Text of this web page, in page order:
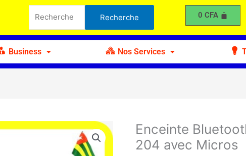
pour :
Recherche 0 CFA
Business Nos Services
Enceinte
204 avec Micros
quantité
de
Enceinte
Yosd
YS-
avec